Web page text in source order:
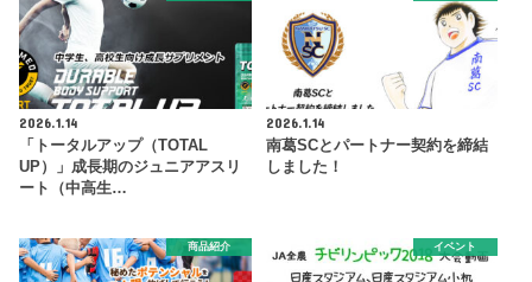
2026.1.14
「トータルアップ（TOTAL
UP）」成長期のジュニアアスリ
ート（中高生…
2026.1.14
南葛SCとパートナー契約を締結
しました！
商品紹介 イベント